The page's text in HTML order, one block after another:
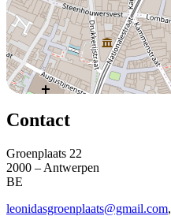
Contact
Groenplaats 22
2000 – Antwerpen
BE
leonidasgroenplaats@gmail.com,